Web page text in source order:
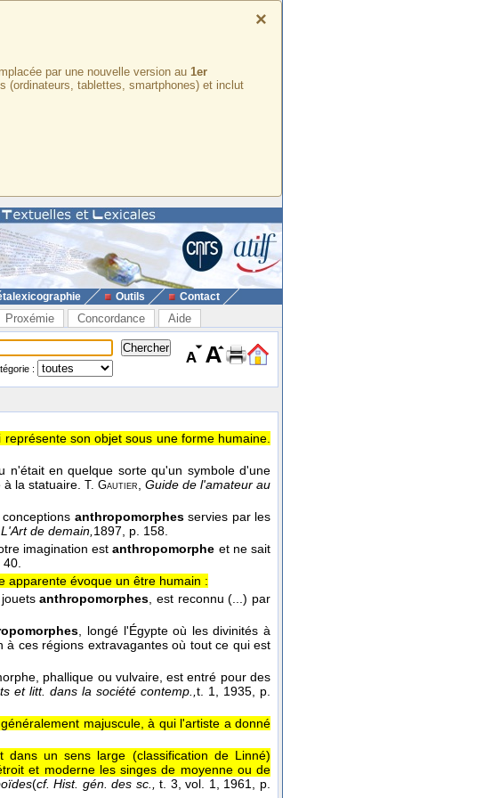
×
par une nouvelle version au 1er
(ordinateurs, tablettes, smartphones) et inclut
Outils Contact
Proxémie Concordance Aide
:
représente son objet sous une forme humaine.
n'était en quelque sorte qu'un symbole d'une
la statuaire.
T. Gautier, Guide de l'amateur au
anthropomorphesservies par les
L'Art de demain,1897, p. 158.
imagination estanthropomorphe et ne sait
40.
apparente évoque un être humain :
jouetsanthropomorphes, est reconnu (...) par
, longé l'Égypte où les divinités à
ces régions extravagantes où tout ce qui est
phallique ou vulvaire, est entré pour des
et litt. dans la société contemp.,t. 1, 1935, p.
majuscule, à qui l'artiste a donné
dans un sens large (classification de Linné)
et moderne les singes de moyenne ou de
(cf. Hist. gén. des sc., t. 3, vol. 1, 1961, p.